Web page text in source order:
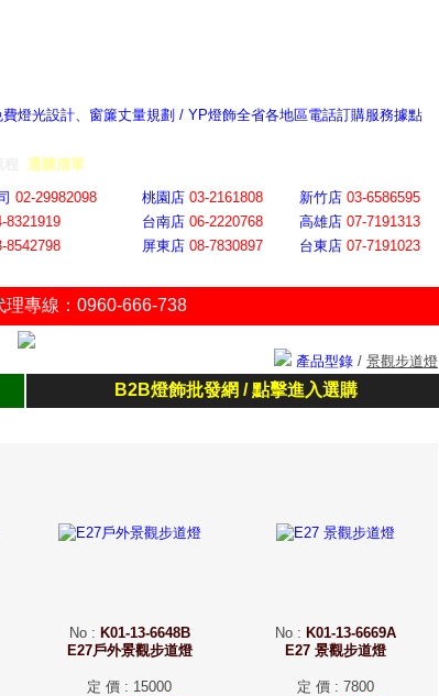
燈光設計、窗簾丈量規劃 / YP燈飾全省各地區電話訂購服務據點
選購清單
02-29982098 桃園店 03-2161808 新竹店 03-6586595
8321919 台南店 06-2220768 高雄店 07-7191313
8542798 屏東店 08-7830897 台東店 07-7191023
理專線：0960-666-738
產品型錄 / 景觀步道燈
B2B燈飾批發網 / 點擊進入選購
No: K01-13-6648B
E27戶外景觀步道燈
定 價 : 15000
No: K01-13-6669A
E27 景觀步道燈
定 價: 7800